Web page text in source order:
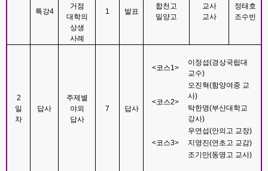
특강4
거점
대학의
상생
사례
1 발표
합천고
밀양고
교사
교사
정태호
조수빈
2
일
차
답사
주제별
야외
답사
7 답사
<코스1>
이정섭(경상국립대
교수)
<코스2>
오진혁(함양여중 교
사)
탁한명(부산대학교
강사)
<코스3>
우연섭(안의고 교장)
지영진(연초고 교감)
조기만(동명고 교사)